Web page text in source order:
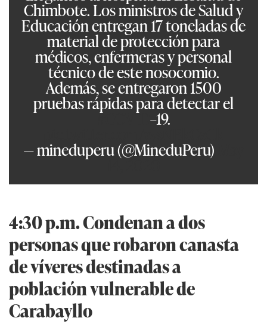
Chimbote. Los ministros de Salud y
Educación entregan 17 toneladas de
material de protección para
médicos, enfermeras y personal
técnico de este nosocomio.
Además, se entregaron 1500
pruebas rápidas para detectar el
#COVID –19.
— mineduperu (@MineduPeru)
14, 2020
4:30 p.m. Condenan a dos
personas que robaron canasta
de víveres destinadas a
población vulnerable de
Carabayllo